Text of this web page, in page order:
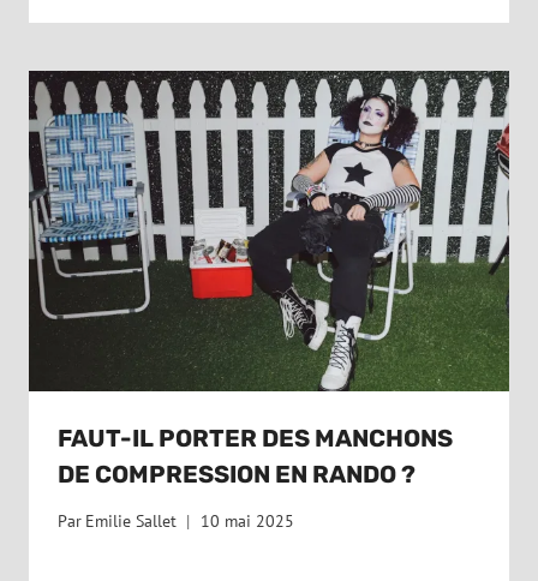
FAUT-IL PORTER DES MANCHONS
DE COMPRESSION EN RANDO ?
Par Emilie Sallet 10 mai 2025